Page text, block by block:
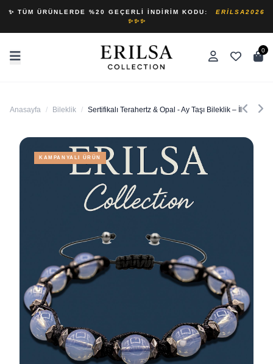
✨ TÜM ÜRÜNLERDE %20 GEÇERLI İNDIRIM KODU:
ERILSA2026
✨✨✨
0
Anasayfa / Bileklik / Sertifikalı Terahertz & Opal - Ay Taşı Bileklik – İlham,
KAMPANYALI ÜRÜN